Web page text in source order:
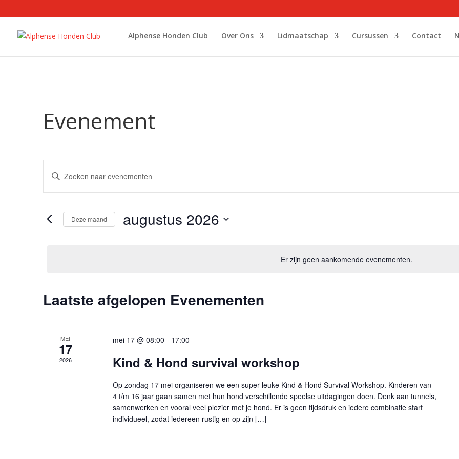
Alphense Honden Club Over Ons Lidmaatschap Cursussen Contact
Evenement
Er zijn geen aankomende evenementen.
Evenementen
Zoeken
en
navigatie
Vul
keyword
Zoek
Deze maand augustus 2026
Kalender
van
Laatste afgelopen Evenementen
MEI
17
2026
mei 17 @ 08:00 - 17:00
Kind & Hond survival workshop
Op zondag 17 mei organiseren we een super leuke Kind & Hond Survival Workshop. Kinderen van
4 t/m 16 jaar gaan samen met hun hond verschillende speelse uitdagingen doen. Denk aan tunnels,
samenwerken en vooral veel plezier met je hond. Er is geen tijdsdruk en iedere combinatie start
individueel, zodat iedereen rustig en op zijn […]